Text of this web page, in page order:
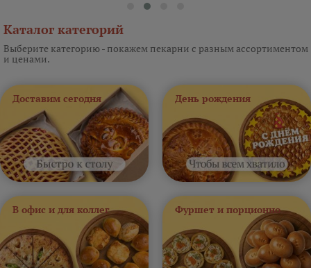
Каталог категорий
Выберите категорию - покажем пекарни с разным ассортиментом
и ценами.
Доставим сегодня День рождения
В офис и для коллег Фуршет и порционно